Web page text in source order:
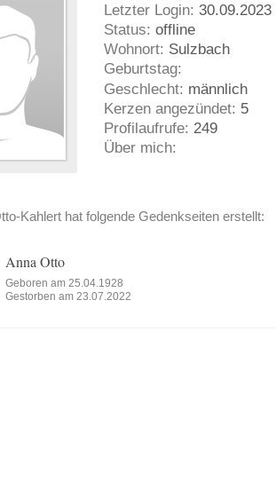
Letzter Login:
Status: offline
Wohnort: Sulzbach
Geburtstag:
Geschlecht: männlich
Kerzen angezündet: 5
Profilaufrufe: 249
Über mich:
Kahlert hat folgende Gedenkseiten erstellt:
Anna Otto
Geboren am 25.04.1928
Gestorben am 23.07.2022